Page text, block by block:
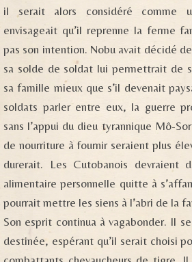
il serait alors considéré comme
envisageait qu’il reprenne la ferme
pas son intention. Nobu avait décidé de
sa solde de soldat lui permettrait de
sa famille mieux que s’il devenait
soldats parler entre eux, la guerre
sans l’appui du dieu tyrannique Mô-
de nourriture à fournir seraient plus
durerait. Les Cutobanois devraient
alimentaire personnelle quitte à
pourrait mettre les siens à l’abri de la
Son esprit continua à vagabonder. Il
destinée, espérant qu’il serait choisi